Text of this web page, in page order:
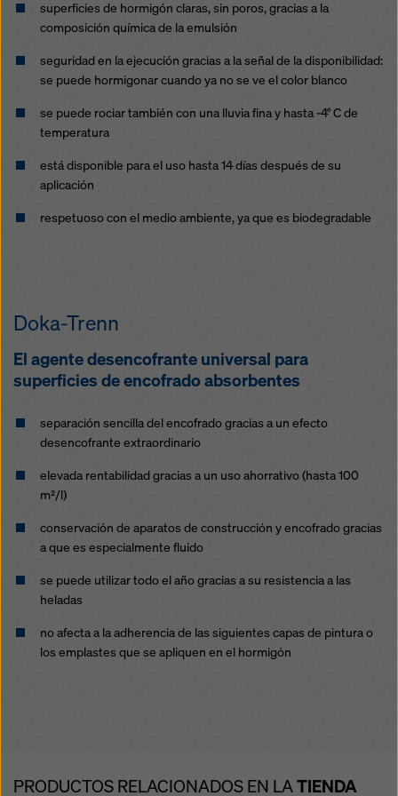
superficies de hormigón claras, sin poros, gracias a la
composición química de la emulsión
seguridad en la ejecución gracias a la señal de la disponibilidad:
se puede hormigonar cuando ya no se ve el color blanco
se puede rociar también con una lluvia fina y hasta -4° C de
temperatura
está disponible para el uso hasta 14 días después de su
aplicación
respetuoso con el medio ambiente, ya que es biodegradable
Doka-Trenn
El agente desencofrante universal para
superficies de encofrado absorbentes
separación sencilla del encofrado gracias a un efecto
desencofrante extraordinario
elevada rentabilidad gracias a un uso ahorrativo (hasta 100
m²/l)
conservación de aparatos de construcción y encofrado gracias
a que es especialmente fluido
se puede utilizar todo el año gracias a su resistencia a las
heladas
no afecta a la adherencia de las siguientes capas de pintura o
los emplastes que se apliquen en el hormigón
PRODUCTOS RELACIONADOS EN LATIENDA
legales efectivos contra esto. Puede rechazar todas
las cookies que requieran consentimiento haciendo
cookieshaciendo clic en configuración de cookies en
la parte inferior de este sitio web y utilizando las
casillas de verificación correspondientes. Puede
revocar su consentimiento en cualquier momento con
efecto futuro y sin indicar un motivo haciendo clic en
configuración de cookiesen la parte inferior de este
sitio web.
Puede encontrar más información sobre nuestras